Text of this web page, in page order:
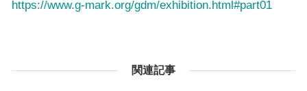
https://www.g-mark.org/gdm/exhibition.html#part01
関連記事